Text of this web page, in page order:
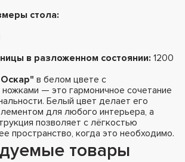
стола:
в разложенном состоянии: 1200
в белом цвете с
— это гармоничное сочетание
Белый цвет делает его
для любого интерьера, а
позволяет с лёгкостью
пространство, когда это необходимо.
товары